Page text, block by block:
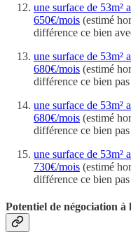
une surface de 53m²
650€/mois (estimé
différence ce bien
une surface de 53m²
680€/mois (estimé
différence ce bien
une surface de 53m²
680€/mois (estimé
différence ce bien
une surface de 53m²
730€/mois (estimé
différence ce bien
Potentiel de négociation à